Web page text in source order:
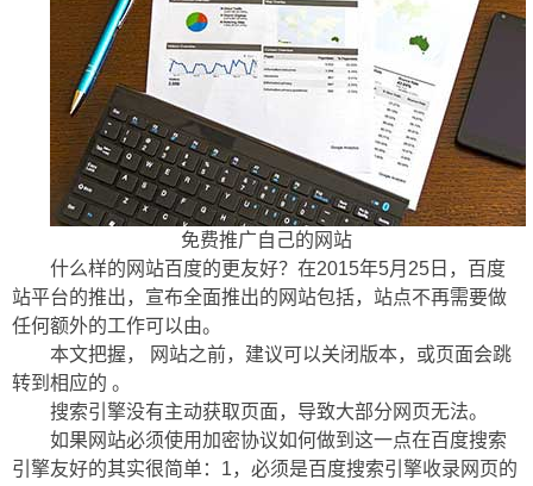
免费推广自己的网站
什么样的网站百度的更友好？在2015年5月25日，百度
站平台的推出，宣布全面推出的网站包括，站点不再需要做
任何额外的工作可以由。
本文把握， 网站之前，建议可以关闭版本，或页面会跳
转到相应的 。
搜索引擎没有主动获取页面，导致大部分网页无法。
如果网站必须使用加密协议如何做到这一点在百度搜索
引擎友好的其实很简单：1，必须是百度搜索引擎收录网页的